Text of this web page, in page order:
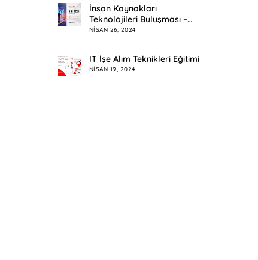
İnsan Kaynakları
Teknolojileri Buluşması –
HR Tech Meetup
NISAN 26, 2024
IT İşe Alım Teknikleri Eğitimi
NISAN 19, 2024